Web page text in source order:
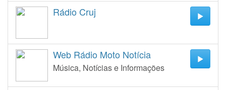
Rádio Cruj
Web Rádio Moto Notícia
Música, Notícias e Informações